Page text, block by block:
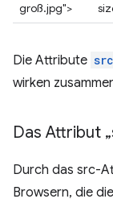
groß.jpg">
Die Attribute src
wirken
Das Attribut
Durch das src-
Browsern, die die